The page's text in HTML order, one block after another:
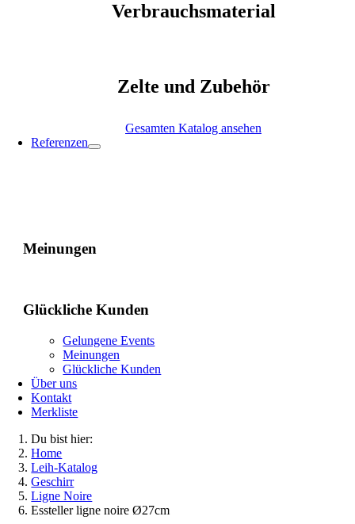
Verbrauchsmaterial
Zelte und Zubehör
Gesamten Katalog ansehen
Referenzen
Meinungen
Glückliche Kunden
Gelungene Events
Meinungen
Glückliche Kunden
Über uns
Kontakt
Merkliste
Du bist hier:
Home
Leih-Katalog
Geschirr
Ligne Noire
Essteller ligne noire Ø27cm